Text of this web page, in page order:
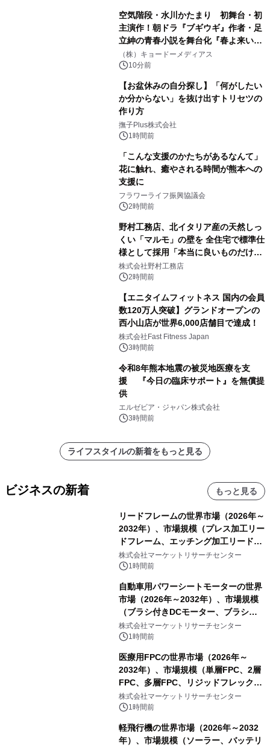
空気階段・水川かたまり 初舞台・初
主演作！朝ドラ『ブギウギ』作者・足
立紳の青春小説を舞台化『春よ来い、
マジで来い』キービジュアル解禁！
（株）キョードーメディアス
10分前
【お盆休みの自分探し】「何がしたい
か分からない」を抜け出すトリセツの
作り方
撫子Plus株式会社
1時間前
「こんな支援のかたちがあるなんて」
花に触れ、癒やされる時間が熊本への
支援に
フラワーライフ振興協議会
2時間前
野村工務店、北イタリア産の天然しっ
くい「マルモ」の壁を 全住宅で標準仕
様として採用「本当に良いものだけに
こだわる」
株式会社野村工務店
2時間前
【エニタイムフィットネス 国内の会員
数120万人突破】グランドオープンの
西小山店が世界6,000店舗目で達成！
株式会社Fast Fitness Japan
3時間前
令和8年熊本地震の被災地医療を支
援 『今日の臨床サポート』を無償提
供
エルゼビア・ジャパン株式会社
3時間前
ライフスタイルの新着をもっと見る
ビジネスの新着 もっと見る
リードフレームの世界市場（2026年～
2032年）、市場規模（プレス加工リー
ドフレーム、エッチング加工リードフ
レーム）・分析レポートを発表
株式会社マーケットリサーチセンター
1時間前
自動車用パワーシートモーターの世界
市場（2026年～2032年）、市場規模
（ブラシ付きDCモーター、ブラシレ
スDCモーター）・分析レポートを発
表
株式会社マーケットリサーチセンター
1時間前
医療用FPCの世界市場（2026年～
2032年）、市場規模（単層FPC、2層
FPC、多層FPC、リジッドフレックス
PCB）・分析レポートを発表
株式会社マーケットリサーチセンター
1時間前
軽飛行機の世界市場（2026年～2032
年）、市場規模（ソーラー、バッテリ